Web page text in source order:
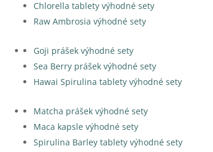
Chlorella tablety výhodné sety
Raw Ambrosia výhodné sety
Goji prášek výhodné sety
Sea Berry prášek výhodné sety
Hawai Spirulina tablety výhodné sety
Matcha prášek výhodné sety
Maca kapsle výhodné sety
Spirulina Barley tablety výhodné sety